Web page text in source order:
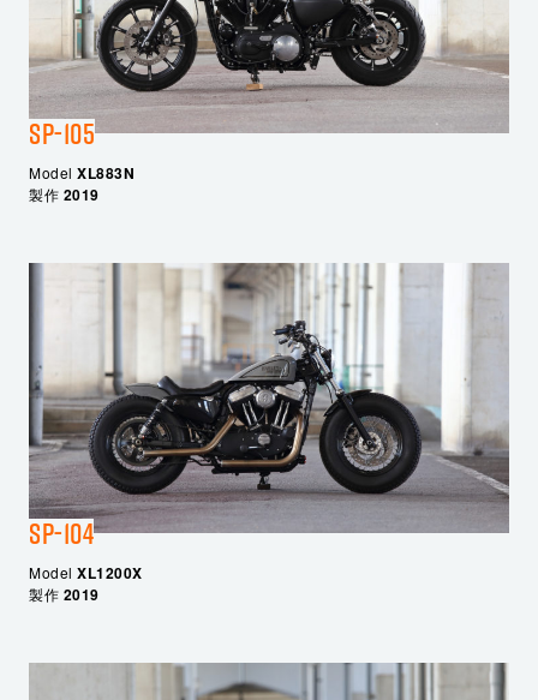
SP-105
Model XL883N
製作 2019
SP-104
Model XL1200X
製作 2019